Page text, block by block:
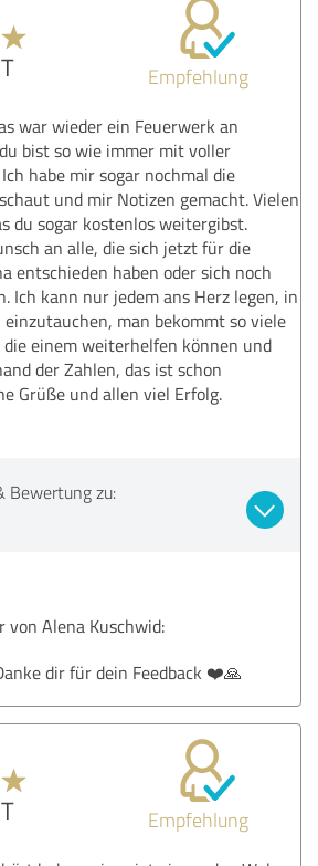
Empfehlung
war wieder ein Feuerwerk an
bist so wie immer mit voller
habe mir sogar nochmal die
und mir Notizen gemacht. Vielen
du sogar kostenlos weitergibst.
an alle, die sich jetzt für die
entschieden haben oder sich noch
Ich kann nur jedem ans Herz legen, in
man bekommt so viele
einem weiterhelfen können und
der Zahlen, das ist schon
Grüße und allen viel Erfolg.
Bewertung zu:
von Alena Kuschwid:
dir für dein Feedback ❤️🙏
Empfehlung